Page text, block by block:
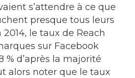
s’attendre à ce que
presque tous leurs
le taux de Reach
sur Facebook
% d’après la majorité
alors noter que le taux